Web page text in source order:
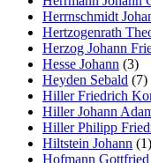
Herrnschmidt
Hertzogenrath
Herzog Johann
Hesse Johann (3)
Heyden Sebald (7)
Hiller Friedrich
Hiller Johann
Hiller Philipp
Hiltstein Johann (1)
Hofmann Gottfried